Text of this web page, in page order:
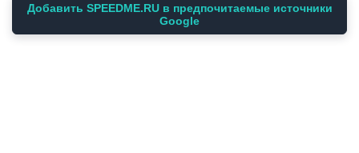
Добавить SPEEDME.RU в предпочитаемые источники
Google